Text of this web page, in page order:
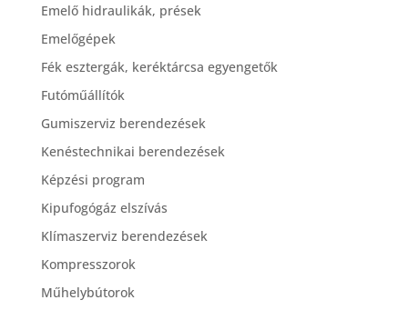
Emelő hidraulikák, prések
Emelőgépek
Fék esztergák, keréktárcsa egyengetők
Futóműállítók
Gumiszerviz berendezések
Kenéstechnikai berendezések
Képzési program
Kipufogógáz elszívás
Klímaszerviz berendezések
Kompresszorok
Műhelybútorok